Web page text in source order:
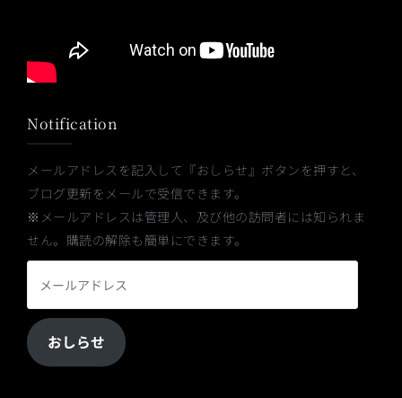
Notification
メールアドレスを記入して『おしらせ』ボタンを押すと、
ブログ更新をメールで受信できます。
※メールアドレスは管理人、及び他の訪問者には知られま
せん。購読の解除も簡単にできます。
ル
ア
ド
おしらせ